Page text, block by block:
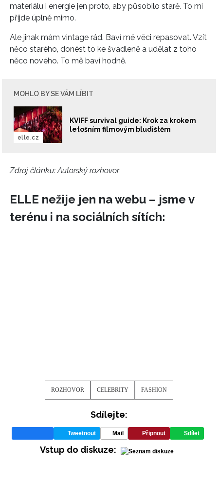
informace od našich partnerů? Pokud souhlasíte se
materiálu i energie jen proto, aby působilo starě. To mi
přijde úplně mimo.
Ale jinak mám vintage rád. Baví mě věci repasovat. Vzít
něco starého, donést to ke švadleně a udělat z toho
něco nového. To mě baví hodně.
MOHLO BY SE VÁM LÍBIT
KVIFF survival guide: Krok za krokem
letošním filmovým bludištěm
elle.cz
Zdroj článku:Autorský rozhovor
ELLE nežije jen na webu – jsme v
terénu i na sociálních sítích:
ROZHOVOR CELEBRITY FASHION
Sdílejte:
Tweetnout Mail Připnout Sdílet
Vstup do diskuze: